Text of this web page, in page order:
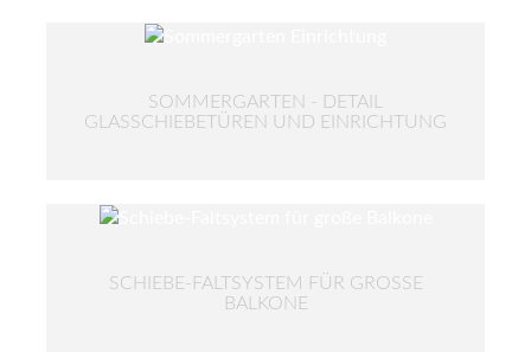
SOMMERGARTEN - DETAIL
GLASSCHIEBETÜREN UND EINRICHTUNG
SCHIEBE-FALTSYSTEM FÜR GROSSE B
ALKONE